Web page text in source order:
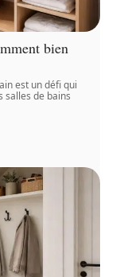
bien
est un défi qui
salles de bains